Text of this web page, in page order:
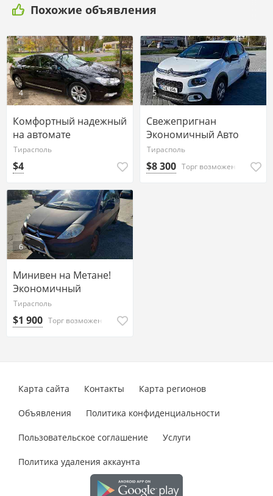
Похожие объявления
4
Комфортный надежный
на автомате
автомобиль! на обмен
Тирасполь
Тирасполь
$4
5
Свежепригнан
Экономичный Авто
Тирасполь
$8 300 Торг возможен
6
Минивен на Метане!
Экономичный
Тирасполь
$1 900 Торг возможен
Карта сайта Контакты Карта регионов
Объявления Политика конфиденциальности
Пользовательское соглашение Услуги
Политика удаления аккаунта